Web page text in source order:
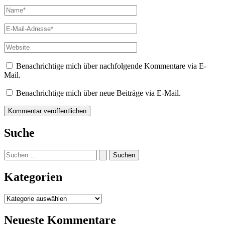
Name*
E-
Mail-
Adresse*
Website
Benachrichtige mich über nachfolgende Kommentare via E-
Mail.
Benachrichtige mich über neue Beiträge via E-Mail.
Suche
Suchen
nach:
Kategorien
Kategorien
Neueste Kommentare